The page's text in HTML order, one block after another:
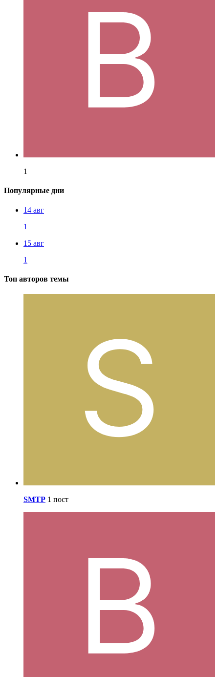
1
Популярные дни
14 авг
1
15 авг
1
Топ авторов темы
SMTP 1 пост